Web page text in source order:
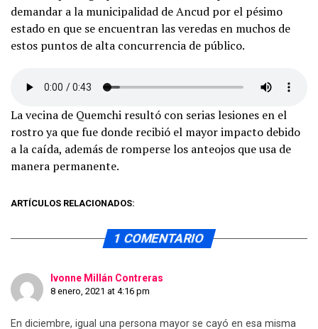
demandar a la municipalidad de Ancud por el pésimo
estado en que se encuentran las veredas en muchos de
estos puntos de alta concurrencia de público.
La vecina de Quemchi resultó con serias lesiones en el
rostro ya que fue donde recibió el mayor impacto debido
a la caída, además de romperse los anteojos que usa de
manera permanente.
ARTÍCULOS RELACIONADOS:
1 COMENTARIO
Ivonne Millán Contreras
8 enero, 2021 at 4:16 pm
En diciembre, igual una persona mayor se cayó en esa misma